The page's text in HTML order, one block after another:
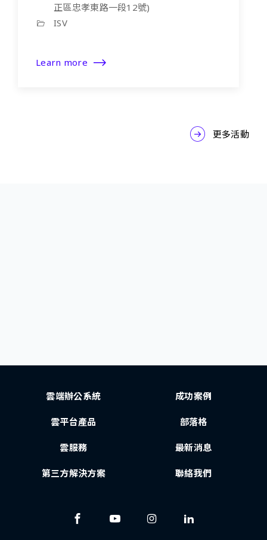
正區忠孝東路一段12號)
ISV
Learn more
更多活動
雲端辦公系統
雲平台產品
雲服務
第三方解決方案
成功案例
部落格
最新消息
聯絡我們